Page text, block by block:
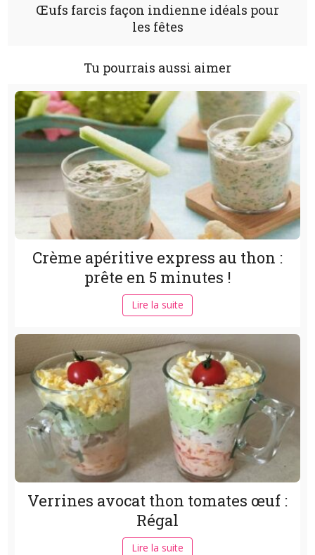
Œufs farcis façon indienne idéals pour
les fêtes
Tu pourrais aussi aimer
Crème apéritive express au thon :
prête en 5 minutes !
Lire la suite
Verrines avocat thon tomates œuf :
Régal
Lire la suite